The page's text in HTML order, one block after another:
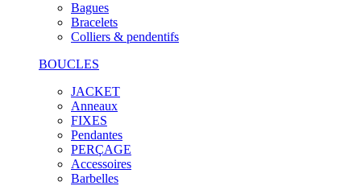
Bagues
Bracelets
Colliers & pendentifs
BOUCLES
JACKET
Anneaux
FIXES
Pendantes
PERÇAGE
Accessoires
Barbelles